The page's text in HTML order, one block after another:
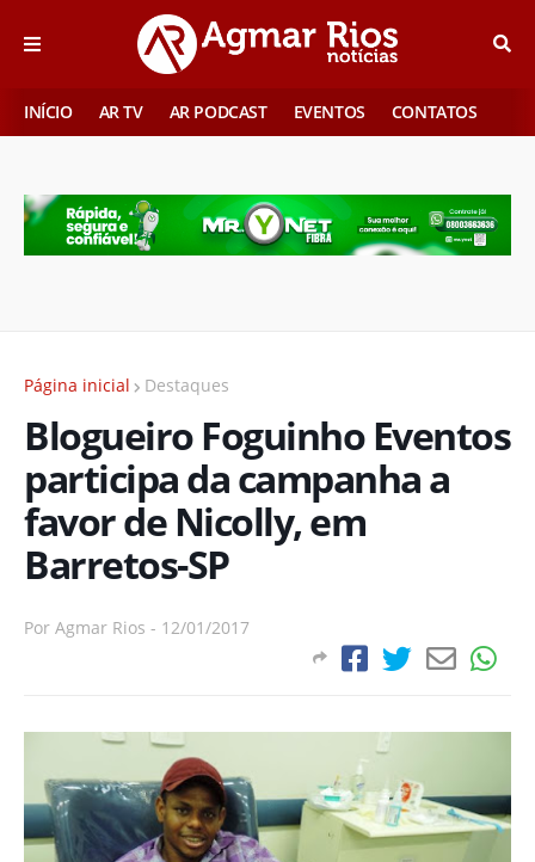
INÍCIO AR TV AR PODCAST EVENTOS CONTATOS
Página inicial Destaques
Blogueiro Foguinho Eventos
participa da campanha a
favor de Nicolly, em
Barretos-SP
Por Agmar Rios - 12/01/2017